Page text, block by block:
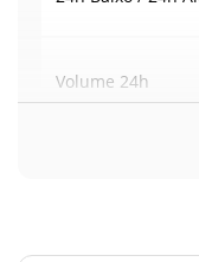
Volume 24h
Volume / Limite